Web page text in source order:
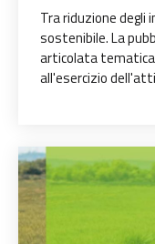
Tra riduzione
sostenibile. La
articolata
all'esercizio